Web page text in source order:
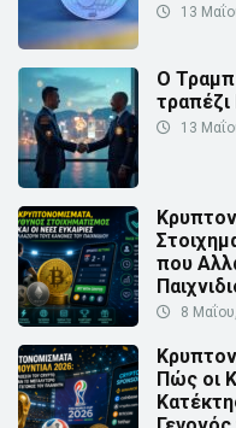
13
Ο Τραμπ
τραπέζι
13
που
8
Πώς οι